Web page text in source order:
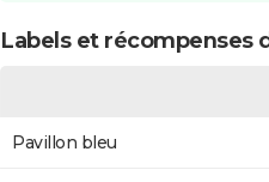
Labels et récompenses
Pavillon bleu